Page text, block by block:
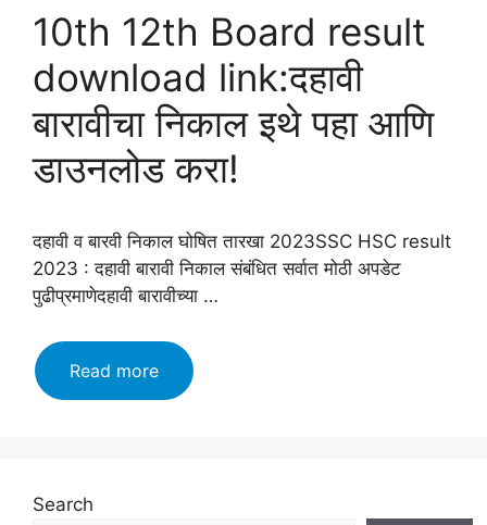
10th 12th Board result
download link:दहावी
बारावीचा निकाल इथे पहा आणि
डाउनलोड करा!
दहावी व बारवी निकाल घोषित तारखा 2023SSC HSC result
2023 : दहावी बारावी निकाल संबंधित सर्वात मोठी अपडेट
पुढीप्रमाणेदहावी बारावीच्या …
Read more10th
12th
Search